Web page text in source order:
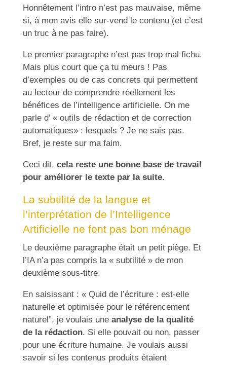
Honnêtement l’intro n’est pas mauvaise, même
si, à mon avis elle sur-vend le contenu (et c’est
un truc à ne pas faire).
Le premier paragraphe n’est pas trop mal fichu.
Mais plus court que ça tu meurs ! Pas
d’exemples ou de cas concrets qui permettent
au lecteur de comprendre réellement les
bénéfices de l’intelligence artificielle. On me
parle d’ « outils de rédaction et de correction
automatiques» : lesquels ? Je ne sais pas.
Bref, je reste sur ma faim.
Ceci dit, cela reste une bonne base de travail
pour améliorer le texte par la suite.
La subtilité de la langue et
l’interprétation de l’Intelligence
Artificielle ne font pas bon ménage
Le deuxième paragraphe était un petit piège. Et
l’IA n’a pas compris la « subtilité » de mon
deuxième sous-titre.
En saisissant : « Quid de l’écriture : est-elle
naturelle et optimisée pour le référencement
naturel”, je voulais une analyse de la qualité
de la rédaction. Si elle pouvait ou non, passer
pour une écriture humaine. Je voulais aussi
savoir si les contenus produits étaient